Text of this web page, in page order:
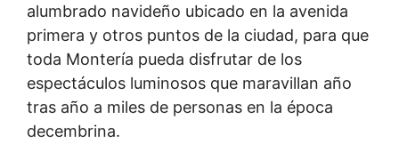
alumbrado navideño ubicado en la avenida
primera y otros puntos de la ciudad, para que
toda Montería pueda disfrutar de los
espectáculos luminosos que maravillan año
tras año a miles de personas en la época
decembrina.